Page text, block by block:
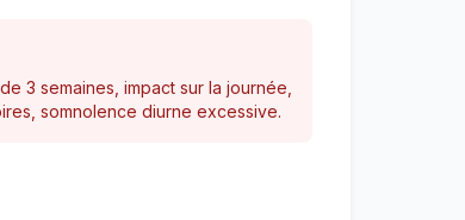
3 semaines, impact sur la journée,
somnolence diurne excessive.